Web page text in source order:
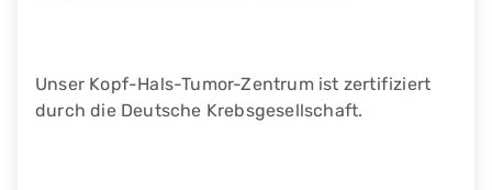
Unser Kopf-Hals-Tumor-Zentrum ist zertifiziert
durch die Deutsche Krebsgesellschaft.